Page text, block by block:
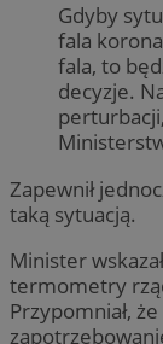
Gdyby
fala
fala, to
decyzje.
Zapewnił
taką sytuacją.
Minister
termometry
Przypomniał,